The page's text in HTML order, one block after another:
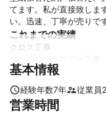
てます。私が直接致しま
い。迅速、丁寧が売りです
これまでの実績
クロス工事
床工事
アピールポイント
宜しくお願いします。
基本情報
経験年数7年 従業員2
営業時間